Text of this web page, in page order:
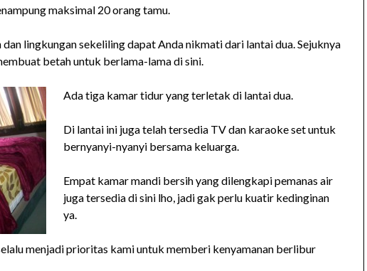
maksimal 20 orang tamu.
lingkungan sekeliling dapat Anda nikmati dari lantai dua. Sejuknya
betah untuk berlama-lama di sini.
Ada tiga kamar tidur yang terletak di lantai dua.
Di lantai ini juga telah tersedia TV dan karaoke set untuk
bernyanyi-nyanyi bersama keluarga.
Empat kamar mandi bersih yang dilengkapi pemanas air
juga tersedia di sini lho, jadi gak perlu kuatir kedinginan
ya.
menjadi prioritas kami untuk memberi kenyamanan berlibur